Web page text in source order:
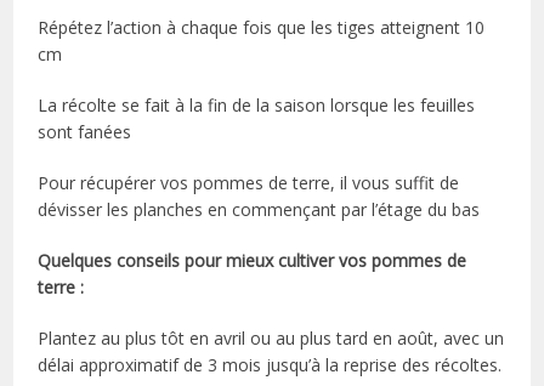
Répétez l’action à chaque fois que les tiges atteignent 10
cm
La récolte se fait à la fin de la saison lorsque les feuilles
sont fanées
Pour récupérer vos pommes de terre, il vous suffit de
dévisser les planches en commençant par l’étage du bas
Quelques conseils pour mieux cultiver vos pommes de
terre :
Plantez au plus tôt en avril ou au plus tard en août, avec un
délai approximatif de 3 mois jusqu’à la reprise des récoltes.